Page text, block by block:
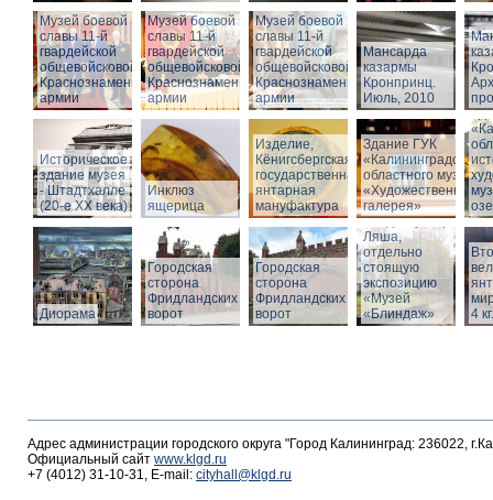
Музей боевой
славы 11-й
гвардейской
общевойсковой
Краснознаменной
армии
Музей боевой
славы 11-й
гвардейской
общевойсковой
Краснознаменной
армии
Музей боевой
славы 11-й
гвардейской
общевойсковой
Краснознаменной
армии
Мансарда
казармы
Кронпринц.
Июль, 2010
Историческое
здание музея
- Штадтхалле
(20-е XX века)
Инклюз
ящерица
Изделие,
Кёнигсбергская
государственная
янтарная
мануфактура
Здание ГУК
«Калининградского
областного музея
«Художественная
галерея»
Диорама
Городская
сторона
Фридландских
ворот
Городская
сторона
Фридландских
ворот
Вход в бункер
Ляша,
отдельно
стоящую
экспозицию
«Музей
«Блиндаж»
4
Адрес администрации городского округа "Город Калининград: 236022,
Официальный сайт www.klgd.ru
+7 (4012) 31-10-31, E-mail: cityhall@klgd.ru